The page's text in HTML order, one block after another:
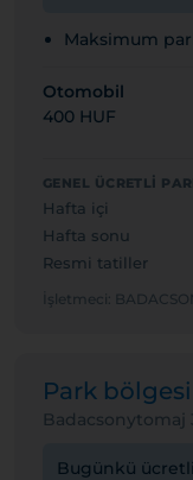
Maksimum
Otomobil
400 HUF
GENEL ÜCRETLI
Hafta içi
Hafta sonu
Resmi tatiller
İşletmeci:
Park bölgesi
Badacsonytomaj
Bugünkü ücretli